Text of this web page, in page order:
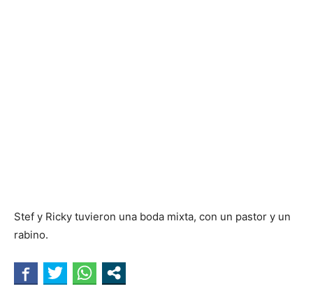
Stef y Ricky tuvieron una boda mixta, con un pastor y un
rabino.